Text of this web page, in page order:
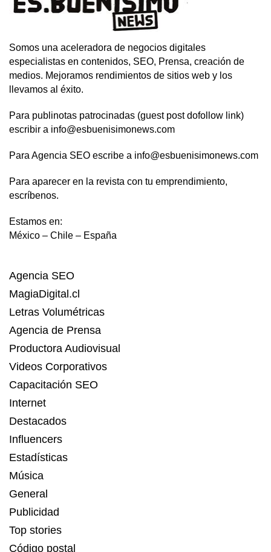
Somos una aceleradora de negocios digitales
especialistas en contenidos, SEO, Prensa, creación de
medios. Mejoramos rendimientos de sitios web y los
llevamos al éxito.
Para publinotas patrocinadas (guest post dofollow link)
escribir a info@esbuenisimonews.com
Para Agencia SEO escribe a info@esbuenisimonews.com
Para aparecer en la revista con tu emprendimiento,
escríbenos.
Estamos en:
México – Chile – España
Agencia SEO
MagiaDigital.cl
Letras Volumétricas
Agencia de Prensa
Productora Audiovisual
Videos Corporativos
Capacitación SEO
Internet
Destacados
Influencers
Estadísticas
Música
General
Publicidad
Top stories
Código postal